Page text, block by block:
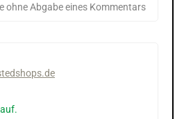
ohne Abgabe eines Kommentars